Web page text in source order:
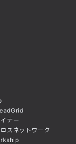
ナー
スネットワーク